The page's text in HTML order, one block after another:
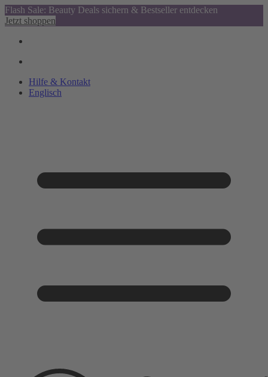
Flash Sale: Beauty Deals sichern & Bestseller entdecken
Jetzt shoppen
Hilfe & Kontakt
Englisch